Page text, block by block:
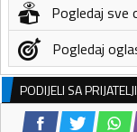
Pogledaj sve
Pogledaj
PODIJELI SA